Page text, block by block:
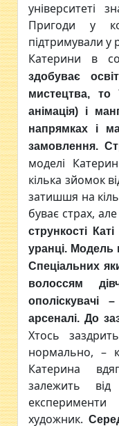
університеті
Пригоди у
підтримували у
Катерини в
здобуває
мистецтва,
анімація) і
напрямках і
замовлення.
моделі
кілька зйомок
затишшя на
буває страх,
стрункості
уранці. Модель
Спеціальних
волоссям
ополіскувачі
арсеналі. До
Хтось
нормально, –
Катерина
залежить
художник.